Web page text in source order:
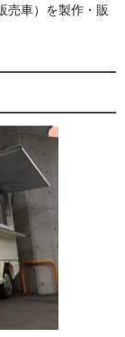
売車）を製作・販